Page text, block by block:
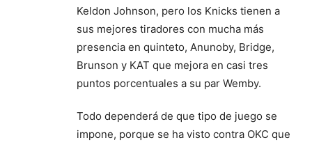
Keldon Johnson, pero los Knicks tienen a
sus mejores tiradores con mucha más
presencia en quinteto, Anunoby, Bridge,
Brunson y KAT que mejora en casi tres
puntos porcentuales a su par Wemby.
Todo dependerá de que tipo de juego se
impone, porque se ha visto contra OKC que